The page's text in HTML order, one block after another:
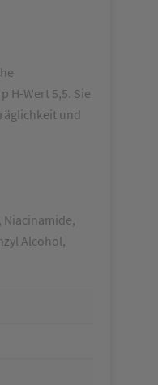
H-Wert 5,5. Sie
und
Niacinamide,
Alcohol,